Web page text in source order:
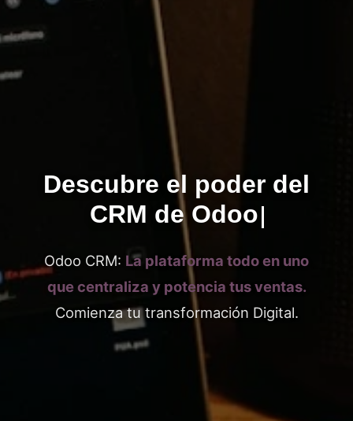
Descubre el poder del
CRM de Odoo
Odoo CRM: La plataforma todo en uno
que centraliza y potencia tus ventas.
Comienza tu transformación Digital.